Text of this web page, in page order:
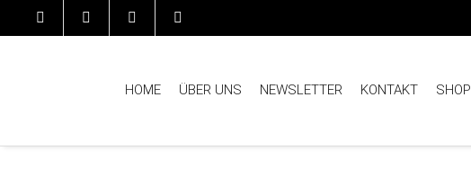
HOME ÜBER UNS NEWSLETTER KONTAKT SHOP